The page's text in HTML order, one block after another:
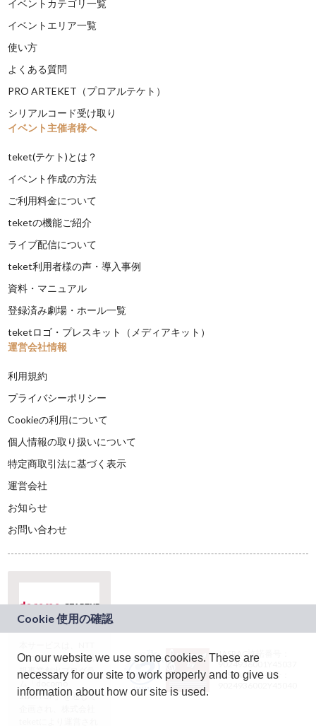
イベントカテゴリ一覧
イベントエリア一覧
使い方
よくある質問
PRO ARTEKET（プロアルテケト）
シリアルコード受け取り
イベント主催者様へ
teket(テケト)とは？
イベント作成の方法
ご利用料金について
teketの機能ご紹介
ライブ配信について
teket利用者様の声・導入事例
資料・マニュアル
登録済み劇場・ホール一覧
teketロゴ・プレスキット（メディアキット）
運営会社情報
利用規約
プライバシーポリシー
Cookieの利用について
個人情報の取り扱いについて
特定商取引法に基づく表示
運営会社
お知らせ
お問い合わせ
ドコモグループの新
規事業創出プログラ
ム「docomo
STARTUP」を通じて
JASRAC許諾番号：
9024936001Y45037
JASRAC許諾番号：
On our website we use some cookies. These are
necessary for our site to work properly and to give us
information about how our site is used.